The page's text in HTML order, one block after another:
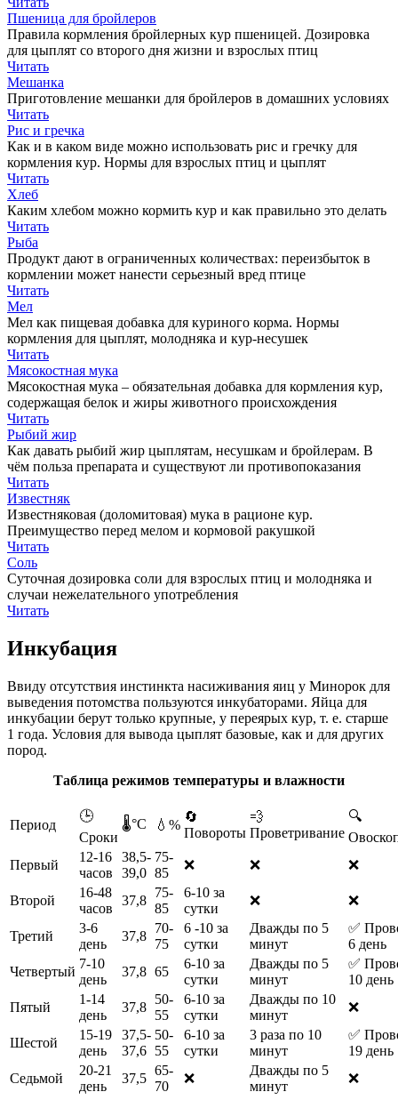
Пшеница для бройлеров
Правила кормления бройлерных кур пшеницей. Дозировка
для цыплят со второго дня жизни и взрослых птиц
Читать
Мешанка
Приготовление мешанки для бройлеров в домашних условиях
Читать
Рис и гречка
Как и в каком виде можно использовать рис и гречку для
кормления кур. Нормы для взрослых птиц и цыплят
Читать
Хлеб
Каким хлебом можно кормить кур и как правильно это делать
Читать
Рыба
Продукт дают в ограниченных количествах: переизбыток в
кормлении может нанести серьезный вред птице
Читать
Мел
Мел как пищевая добавка для куриного корма. Нормы
кормления для цыплят, молодняка и кур-несушек
Читать
Мясокостная мука
Мясокостная мука – обязательная добавка для кормления кур,
содержащая белок и жиры животного происхождения
Читать
Рыбий жир
Как давать рыбий жир цыплятам, несушкам и бройлерам. В
чём польза препарата и существуют ли противопоказания
Читать
Известняк
Известняковая (доломитовая) мука в рационе кур.
Преимущество перед мелом и кормовой ракушкой
Читать
Соль
Суточная дозировка соли для взрослых птиц и молодняка и
случаи нежелательного употребления
Читать
Инкубация
Ввиду отсутствия инстинкта насиживания яиц у Минорок для
выведения потомства пользуются инкубаторами. Яйца для
инкубации берут только крупные, у переярых кур, т. е. старше
1 года. Условия для вывода цыплят базовые, как и для других
пород.
Таблица режимов температуры и влажности
Период
🕒
Сроки
🌡️°С 💧%
🔄
Повороты
💨
Проветривание
🔍
Первый
12-16
часов
38,5-
39,0
75-
85
❌ ❌ ❌
Второй
16-48
часов
37,8
75-
85
6-10 за
сутки
❌ ❌
Третий
3-6
день
37,8
70-
75
6 -10 за
сутки
Дважды по 5
минут
✅
6 день
Четвертый
7-10
день
37,8 65
6-10 за
сутки
Дважды по 5
минут
✅
10 день
Пятый
1-14
день
37,8
50-
55
6-10 за
сутки
Дважды по 10
минут
❌
Шестой
15-19
день
37,5-
37,6
50-
55
6-10 за
сутки
3 раза по 10
минут
✅
19 день
Седьмой
20-21
день
37,5
65-
70
❌
Дважды по 5
минут
❌